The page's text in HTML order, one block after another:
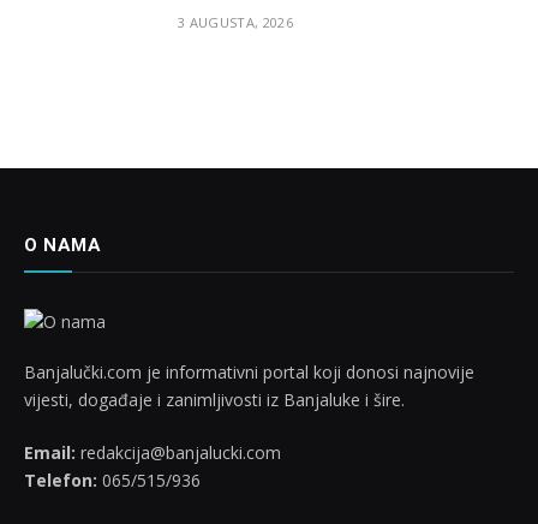
3 AUGUSTA, 2026
O NAMA
Banjalučki.com je informativni portal koji donosi najnovije
vijesti, događaje i zanimljivosti iz Banjaluke i šire.
Email: redakcija@banjalucki.com
Telefon: 065/515/936